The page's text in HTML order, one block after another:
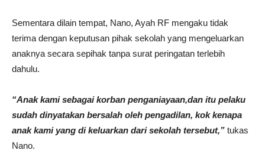
Sementara dilain tempat, Nano, Ayah RF mengaku tidak
terima dengan keputusan pihak sekolah yang mengeluarkan
anaknya secara sepihak tanpa surat peringatan terlebih
dahulu.
“Anak kami sebagai korban penganiayaan,dan itu pelaku
sudah dinyatakan bersalah oleh pengadilan, kok kenapa
anak kami yang di keluarkan dari sekolah tersebut,” tukas
Nano.